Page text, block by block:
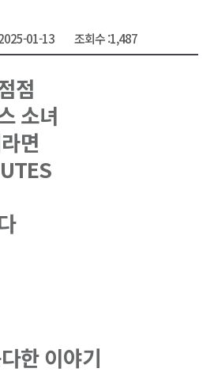
01-13 조회수 :1,487
점
소녀
면
한 이야기